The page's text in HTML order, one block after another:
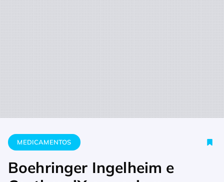
Home Medicamentos Boehringer Ingelheim e CarthroniX
MEDICAMENTOS
Boehringer Ingelheim e